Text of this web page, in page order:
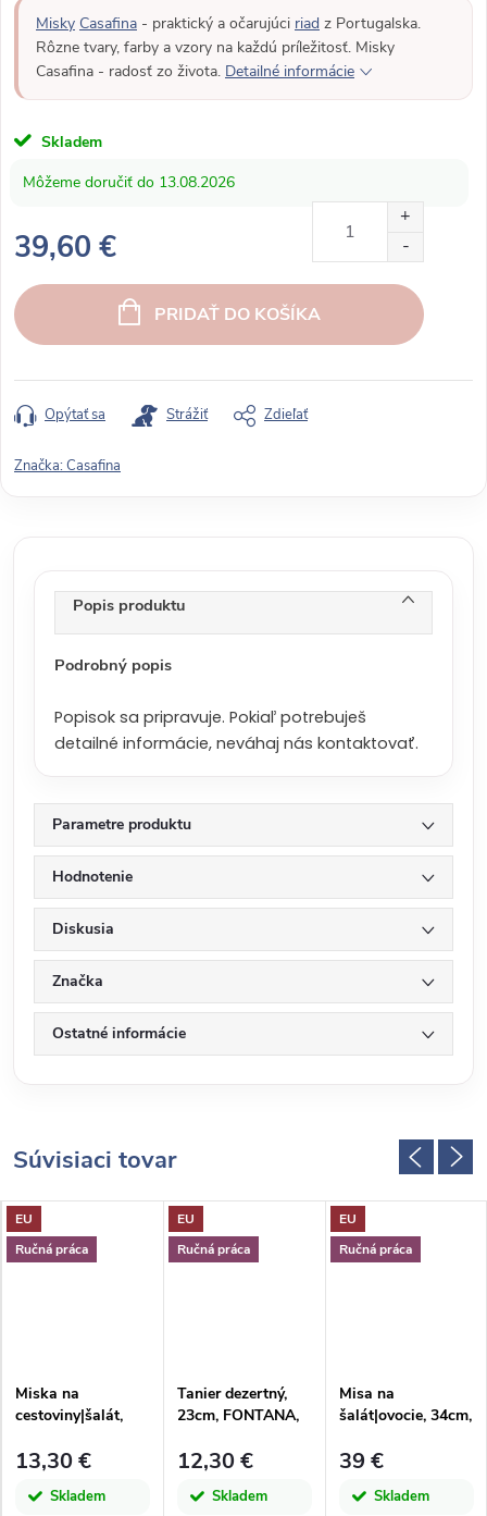
Misky Casafina - praktický a očarujúci riad z Portugalska.
Rôzne tvary, farby a vzory na každú príležitosť. Misky
Casafina - radosť zo života. Detailné informácie
Skladem
13.08.2026
39,60 €
e
d
o
t
o
PRIDAŤ DO KOŠÍKA
Opýtať sa Strážiť Zdieľať
Značka:Casafina
Popis produktu
Podrobný popis
Popisok sa pripravuje. Pokiaľ potrebuješ
detailné informácie, neváhaj nás kontaktovať.
Parametre produktu
Hodnotenie
Diskusia
Značka
Ostatné informácie
Súvisiaci tovar
EU
Ručná práca
Miska na
cestoviny|šalát,
zelená|Casafina
13,30 €
Skladem
EU
Ručná práca
Tanier dezertný,
23cm, FONTANA,
12,30 €
Skladem
EU
Ručná práca
Misa na
šalát|ovocie, 34cm,
zelená|Casafina
39 €
Skladem